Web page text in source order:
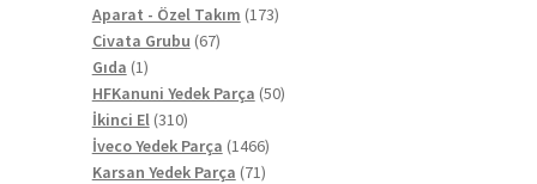
ürün
Aparat - Özel Takım 173173
Civata Grubu 6767
Gıda 11
ürün
HFKanuni Yedek Parça 5050
İkinci El 310310
ürün
İveco Yedek Parça 14661466
ürün
Karsan Yedek Parça 7171